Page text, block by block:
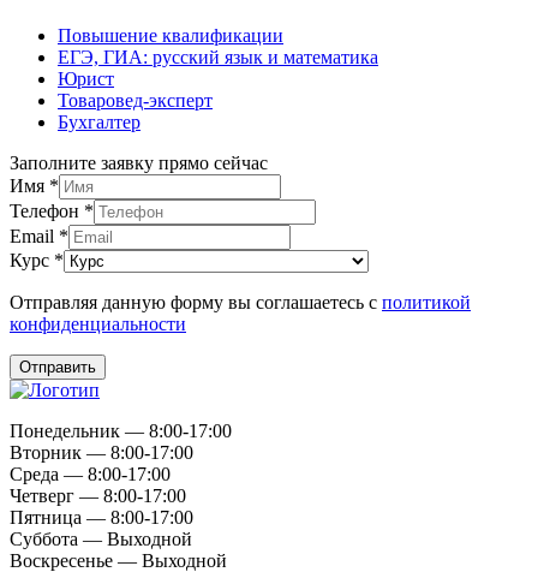
Повышение квалификации
ЕГЭ, ГИА: русский язык и математика
Юрист
Товаровед-эксперт
Бухгалтер
Заполните заявку прямо сейчас
Имя *
Телефон *
Email *
Курс *
Отправляя данную форму вы соглашаетесь с политикой
конфиденциальности
Отправить
Понедельник — 8:00-17:00
Вторник — 8:00-17:00
Среда — 8:00-17:00
Четверг — 8:00-17:00
Пятница — 8:00-17:00
Суббота — Выходной
Воскресенье — Выходной